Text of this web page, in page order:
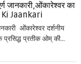
जानकारी,ओंकारेश्वर का
Ki Jaankari
ओंकारेश्वर दर्शनीय
प्रतीक ओम् की...